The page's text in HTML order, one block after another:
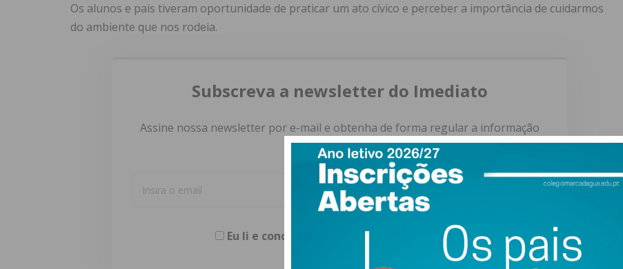
Os alunos e pais tiveram oportunidade de praticar um ato cívico e perceber a importância de cuidarmos
do ambiente que nos rodeia.
Subscreva a newsletter do Imediato
Assine nossa newsletter por e-mail e obtenha de forma regular a informação
atualizada.
Eu li e concordo com os termos e condições